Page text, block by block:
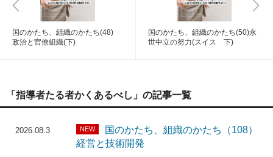
国のかたち、組織のかたち(48)
政治と官僚組織(下)
国のかたち、組織のかたち(50)永
世中立の努力(スイス 下)
「指導者たる者かくあるべし」の記事一覧
2026.08.3 NEW
国のかたち、組織のかたち（108）
経営と技術開発